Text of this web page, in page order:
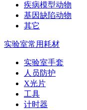
疾病模型动物
基因缺陷动物
其它
实验室常用耗材
实验室手套
人员防护
X光片
工具
计时器